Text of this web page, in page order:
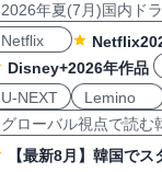
2026年夏(7月)国内ド
Netflix
Disney+2026年作品
U-NEXT
Lemino
グローバル視点で読む
【最新8月】韓国で